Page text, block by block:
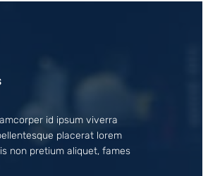
id ipsum viverra
placerat lorem
non pretium aliquet, fames